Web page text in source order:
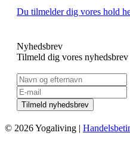
Du tilmelder dig vores hold
Nyhedsbrev
Tilmeld dig vores nyhedsbrev
© 2026 Yogaliving |